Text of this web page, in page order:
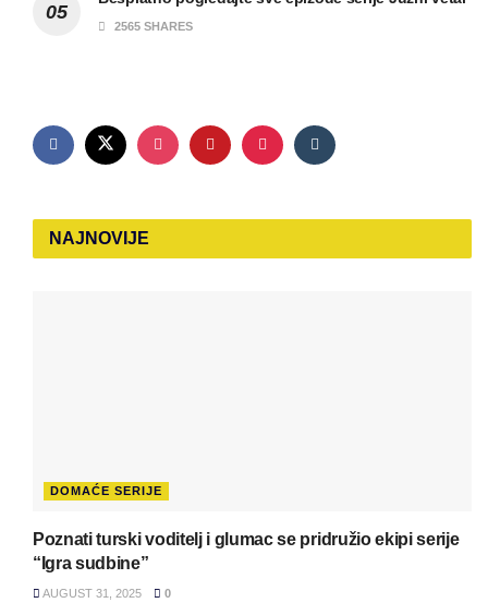
2565 SHARES
NAJNOVIJE
DOMAĆE SERIJE
Poznati turski voditelj i glumac se pridružio ekipi serije
“Igra sudbine”
AUGUST 31, 2025 0